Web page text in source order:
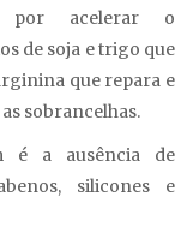
por acelerar o
de soja e trigo que
que repara e
sobrancelhas.
é a ausência de
silicones e